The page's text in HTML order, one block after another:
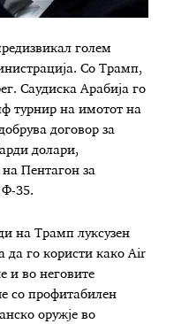
голем
Со Трамп,
Саудиска Арабија го
турнир на имотот на
договор за
долари,
на Пентагон за
Ф-35.
на Трамп луксузен
да го користи како Air
и во неговите
со профитабилен
оружје во